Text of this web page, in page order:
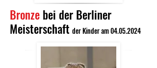
Bronze bei der Berliner
Meisterschaft der Kinder am04.05.2024